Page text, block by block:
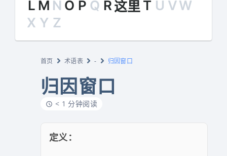
L M N O P Q R这里 T U VW
X Y Z
首页 术语表 - 归因窗口
归因窗口
< 1 分钟阅读
定义：